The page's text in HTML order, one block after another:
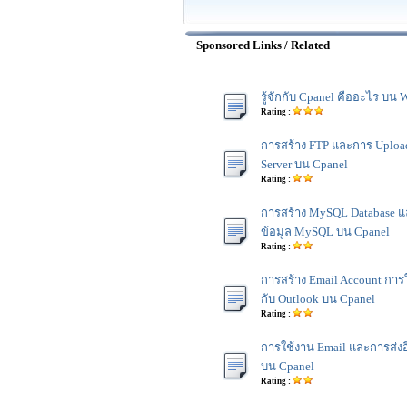
Sponsored Links / Related
รู้จักกับ Cpanel คืออะไร บน
Rating :
การสร้าง FTP และการ
Server บน Cpanel
Rating :
การสร้าง MySQL Database
ข้อมูล MySQL บน Cpanel
Rating :
การสร้าง Email Account กา
กับ Outlook บน Cpanel
Rating :
การใช้งาน Email และการส่ง
บน Cpanel
Rating :